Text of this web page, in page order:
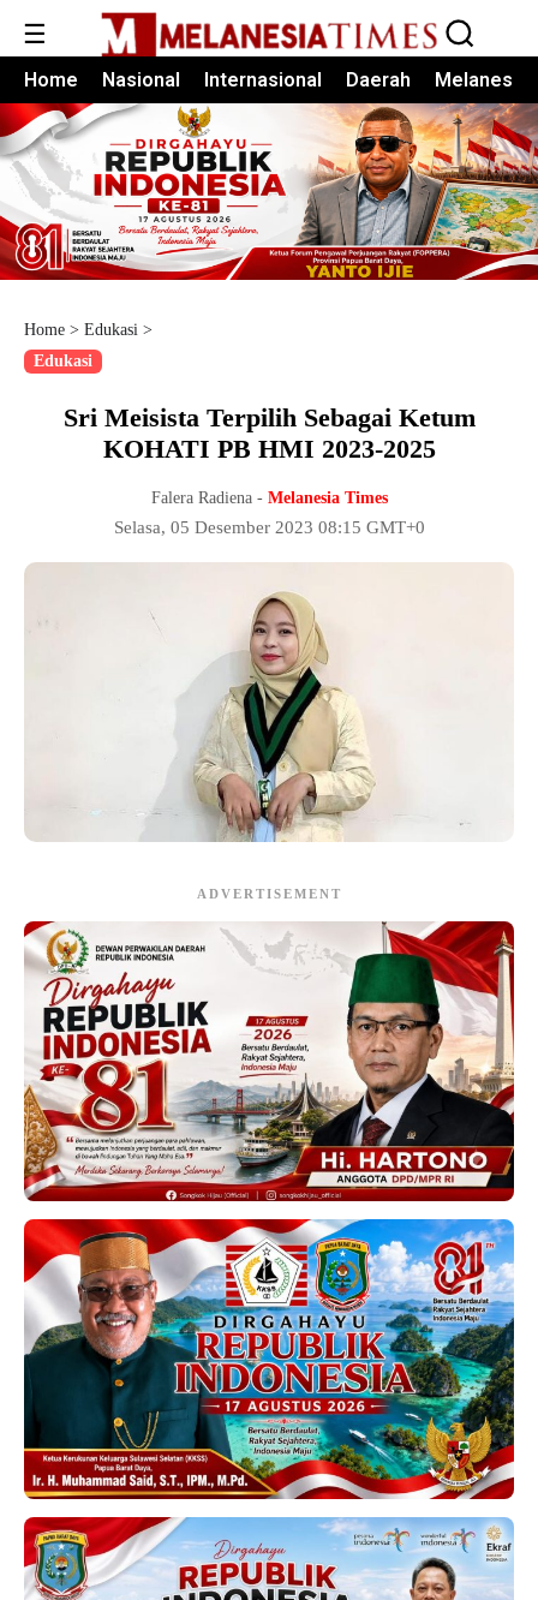
☰
Home Nasional Internasional Daerah Melanesia
Home > Edukasi >
Edukasi
Sri Meisista Terpilih Sebagai Ketum
KOHATI PB HMI 2023-2025
Falera Radiena - Melanesia Times
Selasa, 05 Desember 2023 08:15 GMT+0
ADVERTISEMENT